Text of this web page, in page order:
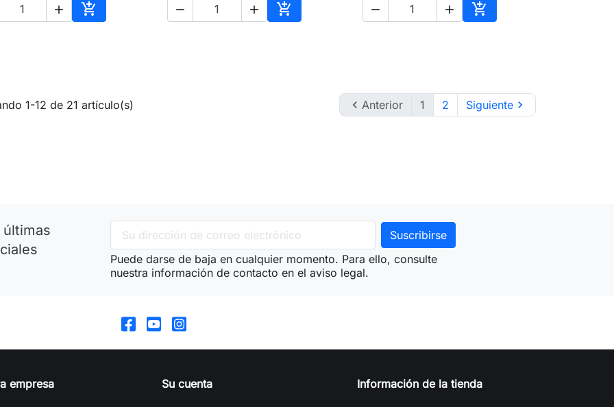
 
Añadir al carrito
  
Añadir al carrito
  
Añadir al carrito
1-12 de 21 artículo(s)  Anterior 1 2 Siguiente
Puede darse de baja en cualquier momento. Para ello, consulte
nuestra información de contacto en el aviso legal.
empresa Su cuenta Información de la tienda